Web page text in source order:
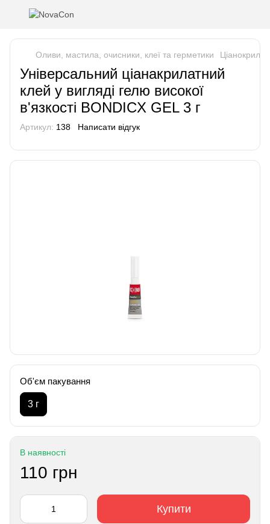
Оливи, мастила, очисники, клеї та герметики
Універсальний ціанакрилатний
клей у вигляді гелю високої
в'язкості BONDICX GEL 3 г
Артикул: 138 Написати відгук
Об'єм пакування
3 г
В наявності
110 грн
Купити